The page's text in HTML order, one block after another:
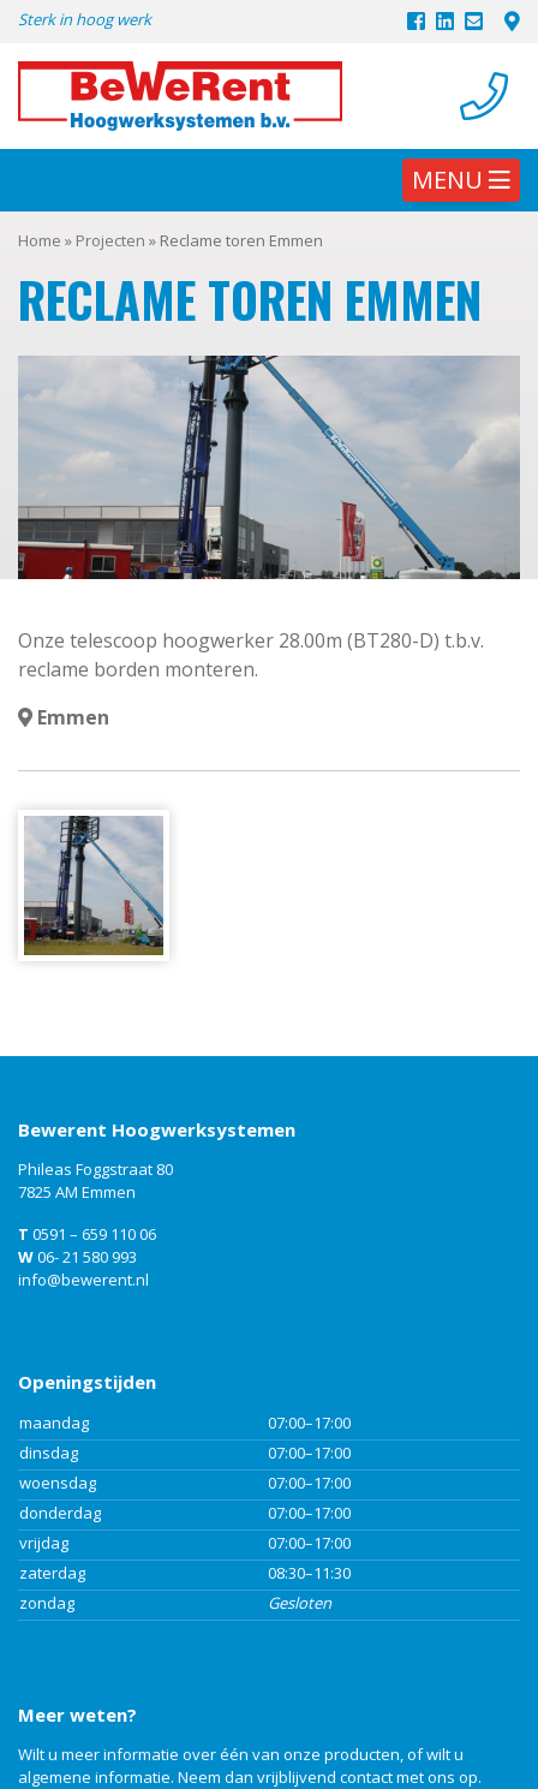
Skip
content
Sterk in hoog werk
MENU
Home » Projecten » Reclame toren Emmen
RECLAME TOREN EMMEN
Onze telescoop hoogwerker 28.00m (BT280-D) t.b.v.
reclame borden monteren.
Emmen
Bewerent Hoogwerksystemen
Phileas Foggstraat 80
7825 AM Emmen
T 0591 – 659 110 06
W06- 21 580 993
info@bewerent.nl
Openingstijden
maandag
07:00–17:00
dinsdag
07:00–17:00
woensdag
07:00–17:00
donderdag
07:00–17:00
vrijdag
07:00–17:00
zaterdag
08:30–11:30
zondag
Gesloten
Meer weten?
Wilt u meer informatie over één van onze producten, of wilt u
algemene informatie. Neem dan vrijblijvend contactmet ons op.